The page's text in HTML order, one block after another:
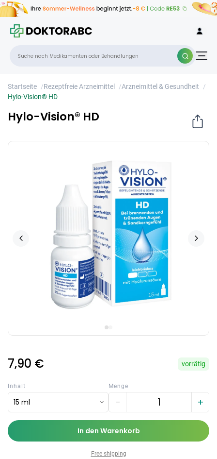
Startseite /Rezeptfreie Arzneimittel /Arzneimittel & Gesundheit
/
Hylo-Vision® HD
Hylo-Vision® HD
7,90 € vorrätig
Inhalt
15 ml
Menge
− +
In den Warenkorb
Free shipping
×